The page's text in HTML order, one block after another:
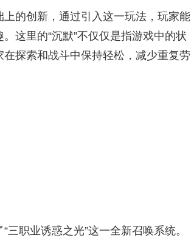
的创新，通过引入这一玩法，玩家能
这里的“沉默”不仅仅是指游戏中的状
探索和战斗中保持轻松，减少重复劳
职业诱惑之光”这一全新召唤系统。